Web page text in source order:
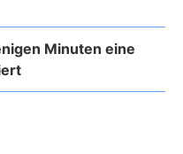
Minuten eine